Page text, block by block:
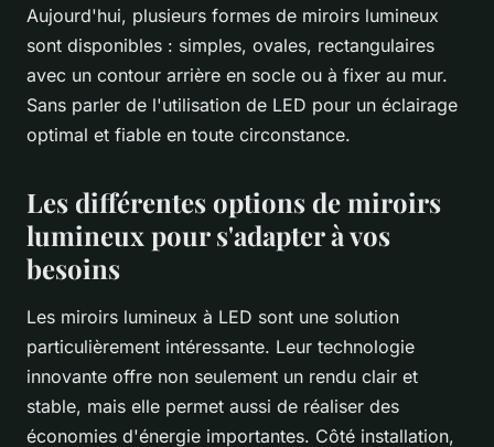
Aujourd'hui, plusieurs formes de miroirs lumineux
sont disponibles : simples, ovales, rectangulaires
avec un contour arrière en socle ou à fixer au mur.
Sans parler de l'utilisation de LED pour un éclairage
optimal et fiable en toute circonstance.
Les différentes options de miroirs
lumineux pour s'adapter à vos
besoins
Les miroirs lumineux à LED sont une solution
particulièrement intéressante. Leur technologie
innovante offre non seulement un rendu clair et
stable, mais elle permet aussi de réaliser des
économies d'énergie importantes. Côté installation,